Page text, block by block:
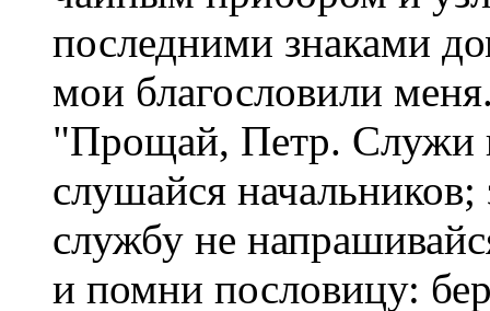
последними знаками
мои благословили
"Прощай, Петр. Служи
слушайся начальников;
службу не
и помни пословицу: